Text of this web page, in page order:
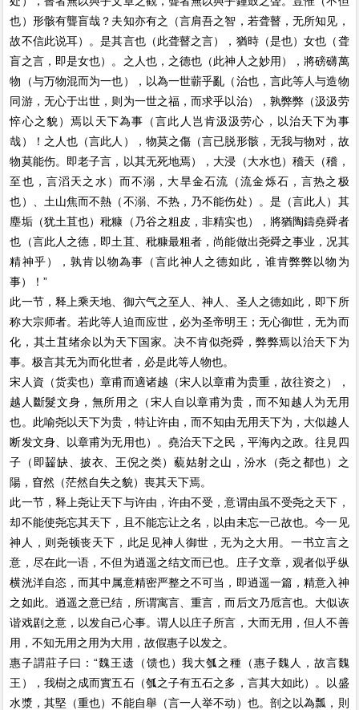
也）形骸有聾盲哉？夫知亦有之（言肩吾之智，若聋瞽，无所知见，
故不信此说耳）。是其言也（此聋瞽之言），猶時（是也）女也（聋
盲之言，即是女也）。之人也，之德也（此神人之妙用），將磅礴萬
物（与万物混而为一也），以為一世蘄乎亂（治也，言此等人与造物
同游，无心于出世，则为一世之福，而求乎以治），孰弊弊（汲汲劳
悴心之貌）焉以天下為事（言此人岂肯汲汲劳心，以治天下为事
哉）！之人也（言此人），物莫之傷（言已脱形骸，无我与物对，故
物莫能伤。即老子言，以其无死地焉），大浸（大水也）稽天（稽，
至也，言滔天之水）而不溺，大旱金石流（流金烁石，言热之极
也）、土山焦而不熱（不溺、不热，乃不能伤处）。是（言此人）其
塵垢（犹土苴也）秕糠（乃谷之粗皮，非精实也），將猶陶鑄堯舜者
也（言此人之德，即土苴、秕糠最粗者，尚能做出尧舜之事业，况其
精神乎），孰肯以物為事（言此神人之德如此，谁肯弊弊以物为
事）！”
此一节，释上乘天地、御六气之至人、神人、圣人之德如此，即下所
称大宗师者。若此等人迫而应世，必为圣帝明王；无心御世，无为而
化，其土苴绪余以为天下国家。决不肯似尧舜，弊弊焉以治天下为
事。极言其无为而化世者，必是此等人物也。
宋人資（货卖也）章甫而適诸越（宋人以章甫为贵重，故往资之），
越人斷髮文身，無所用之（宋人自以章甫为贵，而不知越人为无用
也。此喻尧以天下为贵，特让许由，而不知由无用天下为，大似越人
断发文身、以章甫为无用也）。堯治天下之民，平海內之政。往見四
子（即齧缺、披衣、王倪之类）藐姑射之山，汾水（尧之都也）之
陽，窅然（茫然自失之貌）喪其天下焉。
此一节，释上尧让天下与许由，许由不受，意谓由虽不受尧之天下，
却不能使尧忘其天下，且不能忘让之名，以由未忘一己故也。今一见
神人，则尧顿丧天下，此足见神人御世，无为之大用。一书立言之
意，尽在此一语，不但为逍遥之结文而已也。庄子文章，观者似乎纵
横洸洋自恣，而其中属意精密严整之不可当，即逍遥一篇，精意入神
之如此。逍遥之意已结，所谓寓言、重言，而后文乃卮言也。大似诙
谐戏剧之意，以发自己心事。谓人以庄子所言，大而无用，但人不善
用，不知无用之用为大用，故假惠子以发之。
惠子謂莊子曰：“魏王遗（馈也）我大瓠之種（惠子魏人，故言魏
王），我樹之成而實五石（瓠之子有五石之多，言其大如此）。以盛
水漿，其堅（重也）不能自舉（言一人举不动）也。剖之以為瓢，則